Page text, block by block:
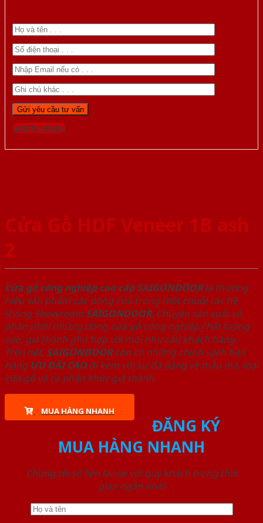
Gọi 0976.169.864
Cửa Gỗ HDF Veneer 1B ash
2
Cửa gỗ công nghiệp cao cấp SAIGONDOORlà thương
hiệu sản phẩm các dòng cửa trong một chuỗi các hệ
thống Showroom SAIGONDOOR. Chuyên sản xuất và
phân phối những dòng cửa gỗ công nghiệp chất lượng
cao, giá thành phù hợp với mọi nhu cầu khách hàng.
Trên hết, SAIGONDOORcòn có những chính sách bán
hàng ƯU ĐÃI CAOđi kèm với sự đa dạng về mẫu mã, loại
cửa gỗ và cả phân khúc giá thành.
MUA HÀNG NHANH
ĐĂNG KÝ
MUA HÀNG NHANH
Chúng tôi sẽ liên lạc lại với quý khách trong thời
gian ngắn nhất